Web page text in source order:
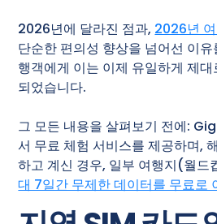
2026년에 달라진 점과, 2026년
단순한 편의성 향상을 넘어선 이
행객에게 이는 이제 유일하게 제
되었습니다.
그 모든 내용을 살펴보기 전에:
서 무료 체험 서비스를 제공하며,
하고 계신 경우, 일부 여행지(월드
대 7일간 무제한 데이터를 무료로